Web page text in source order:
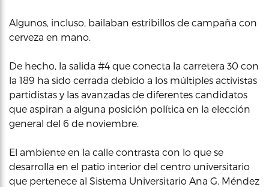
Algunos, incluso, bailaban estribillos de campaña con
cerveza en mano.
De hecho, la salida #4 que conecta la carretera 30 con
la 189 ha sido cerrada debido a los múltiples activistas
partidistas y las avanzadas de diferentes candidatos
que aspiran a alguna posición política en la elección
general del 6 de noviembre.
El ambiente en la calle contrasta con lo que se
desarrolla en el patio interior del centro universitario
que pertenece al Sistema Universitario Ana G. Méndez